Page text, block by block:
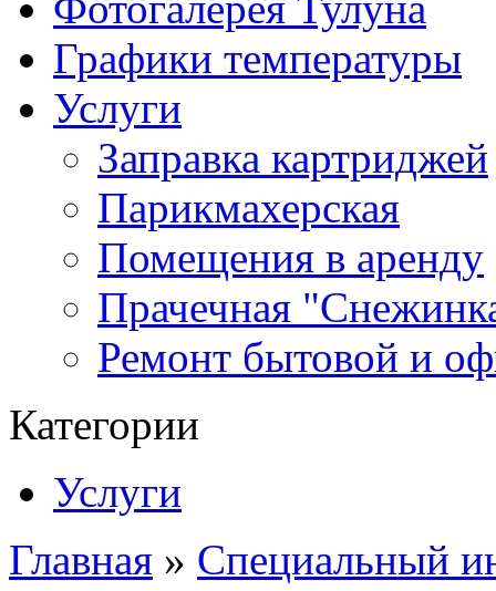
Графики температуры
Услуги
Заправка картриджей
Парикмахерская
Помещения в аренду
Прачечная
Ремонт бытовой и
Категории
Услуги
Главная » Специальный